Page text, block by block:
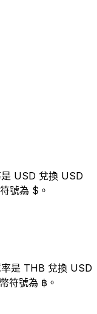
USD 兌換 USD
號為 $。
是 THB 兌換 USD
符號為 ฿。